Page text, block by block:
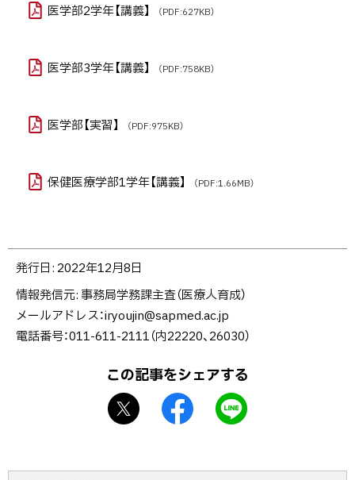
医学部2学年【講義】 （PDF:627KB）
医学部3学年【講義】 （PDF:758KB）
医学部【実習】 （PDF:975KB）
保健医療学部1学年【講義】 （PDF:1.66MB）
ト
プ
に
戻
発行日: 2022年12月8日
情報発信元 事務局学務課主査（医療人育成）
メールアドレス：iryoujin@sapmed.ac.jp
電話番号：011-611-2111（内22220、26030）
この記事をシェアする